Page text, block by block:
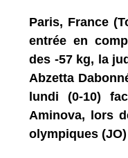
Paris, France
entrée en
des -57 kg, la
Abzetta
lundi (0-10)
Aminova, lors
olympiques